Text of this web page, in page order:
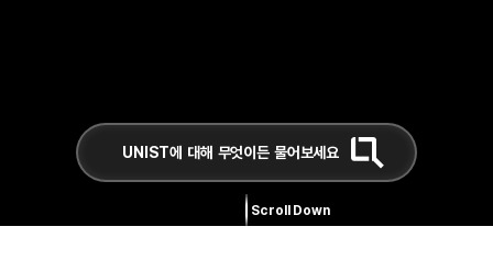
Scroll Down